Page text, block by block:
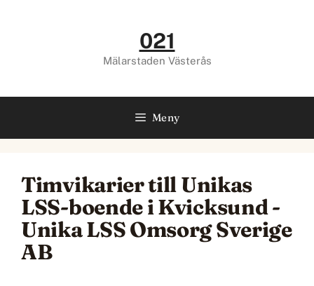
021
Mälarstaden Västerås
Meny
Timvikarier till Unikas
LSS-boende i Kvicksund -
Unika LSS Omsorg Sverige
AB